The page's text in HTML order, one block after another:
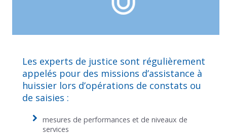
Les experts de justice sont régulièrement
appelés pour des missions d’assistance à
huissier lors d’opérations de constats ou
de saisies :
mesures de performances et de niveaux de
services